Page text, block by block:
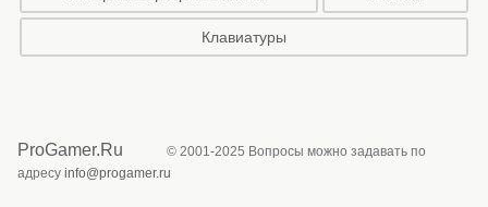
Клавиатуры
ProGamer.Ru
© 2001-2025 Вопросы можно задавать по
адресу info@progamer.ru